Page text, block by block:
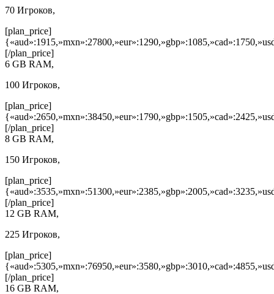
70 Игроков,
[plan_price]
[/plan_price]
6 GB RAM,
100 Игроков,
[plan_price]
[/plan_price]
8 GB RAM,
150 Игроков,
[plan_price]
[/plan_price]
12 GB RAM,
225 Игроков,
[plan_price]
[/plan_price]
16 GB RAM,